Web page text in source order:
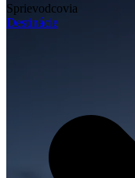
Sprievodcovia
Destinácie